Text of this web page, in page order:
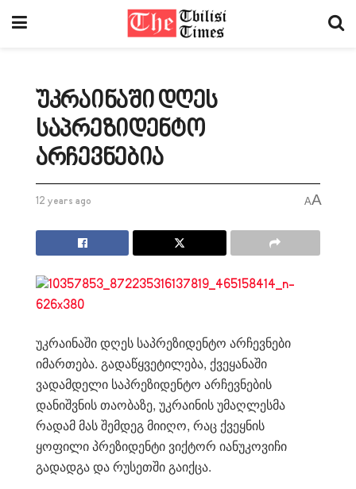
უკრაინაში დღეს
საპრეზიდენტო
არჩევნებია
12 years ago AA
უკრაინაში დღეს საპრეზიდენტო არჩევნები
იმართება. გადაწყვეტილება, ქვეყანაში
ვადამდელი საპრეზიდენტო არჩევნების
დანიშვნის თაობაზე, უკრაინის უმაღლესმა
რადამ მას შემდეგ მიიღო, რაც ქვეყნის
ყოფილი პრეზიდენტი ვიქტორ იანუკოვიჩი
გადადგა და რუსეთში გაიქცა.